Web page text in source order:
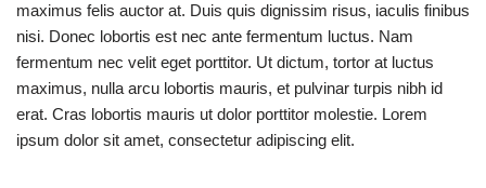
maximus felis auctor at. Duis quis dignissim risus, iaculis finibus
nisi. Donec lobortis est nec ante fermentum luctus. Nam
fermentum nec velit eget porttitor. Ut dictum, tortor at luctus
maximus, nulla arcu lobortis mauris, et pulvinar turpis nibh id
erat. Cras lobortis mauris ut dolor porttitor molestie. Lorem
ipsum dolor sit amet, consectetur adipiscing elit.